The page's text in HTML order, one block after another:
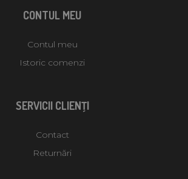
CONTUL MEU
Contul meu
Istoric comenzi
SERVICII CLIENŢI
Contact
Returnări